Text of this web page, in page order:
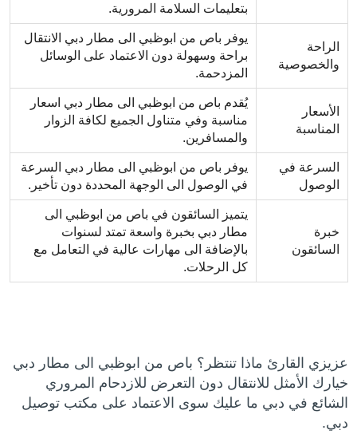
بتعليمات السلامة المرورية.
الراحة
والخصوصية
يوفر باص من ابوظبي الى مطار دبي الانتقال
براحة وسهولة دون الاعتماد على الوسائل
المزدحمة.
الأسعار
المناسبة
يُقدم باص من ابوظبي الى مطار دبي اسعار
مناسبة وفي متناول الجميع لكافة الزوار
والمسافرين.
السرعة في
الوصول
يوفر باص من ابوظبي الى مطار دبي السرعة
في الوصول الى الوجهة المحددة دون تأخير.
خبرة
السائقون
يتميز السائقون في باص من ابوظبي الى
مطار دبي بخبرة واسعة تمتد لسنوات
بالإضافة الى مهارات عالية في التعامل مع
كل الرحلات.
عزيزي القارئ ماذا تنتظر؟ باص من ابوظبي الى مطار دبي
خيارك الأمثل للانتقال دون التعرض للازدحام المروري
الشائع في دبي ما عليك سوى الاعتماد على مكتب توصيل
دبي.